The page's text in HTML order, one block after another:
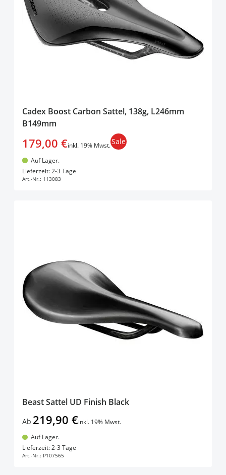
Cadex Boost Carbon Sattel, 138g, L246mm
B149mm
179,00 €inkl. 19% Mwst.Sale
Auf Lager.
Lieferzeit: 2-3 Tage
Art.-Nr.: 113083
Beast Sattel UD Finish Black
Ab 219,90 €inkl. 19% Mwst.
Auf Lager.
Lieferzeit: 2-3 Tage
Art.-Nr.: P107565